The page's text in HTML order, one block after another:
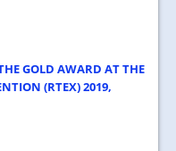
GOLD AWARD AT THE
(RTEX) 2019,